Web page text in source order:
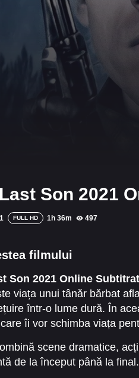
Son 2021
FULL HD 1h 36m 497
filmului
Son 2021 Online Subtitrat
viața unui tânăr bărbat
într-o lume dură. În
îi vor schimba viața
scene dramatice,
de la început până la final.